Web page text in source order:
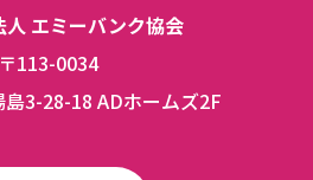
人 エミーバンク協会
〒113-0034
3-28-18 ADホームズ2F